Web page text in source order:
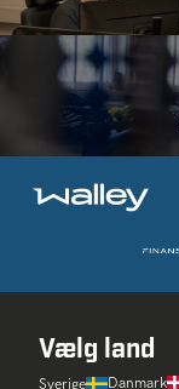
Vælg land
Sverige Danmark